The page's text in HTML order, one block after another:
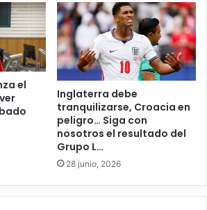
el
Inglaterra debe
tranquilizarse, Croacia en
peligro… Siga con
nosotros el resultado del
Grupo L…
28 junio, 2026